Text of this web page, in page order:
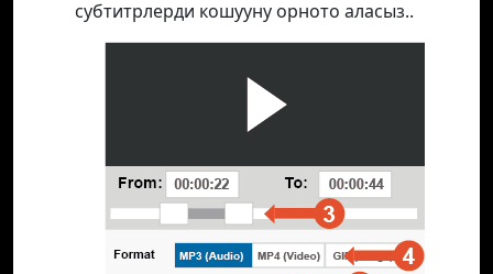
субтитрлерди кошууну орното аласыз..